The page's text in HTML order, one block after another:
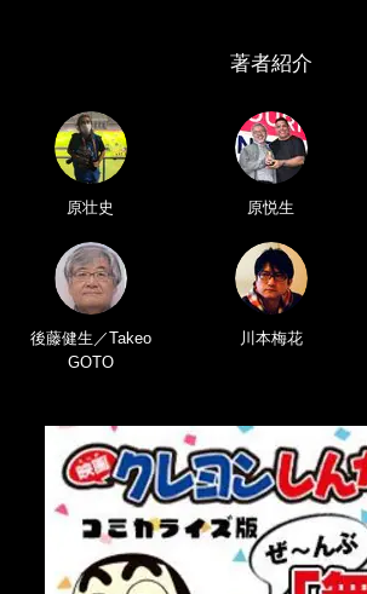
著者紹介
原壮史 原悦生
後藤健生／Takeo
GOTO
川本梅花